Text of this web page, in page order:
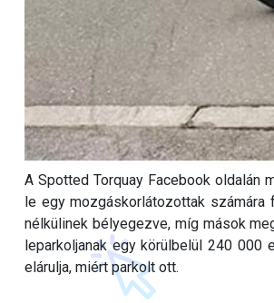
A Spotted Torquay Facebook oldalán
le egy mozgáskorlátozottak
nélkülinek bélyegezve, míg mások
leparkoljanak egy körülbelül 240 000
elárulja, miért parkolt ott.